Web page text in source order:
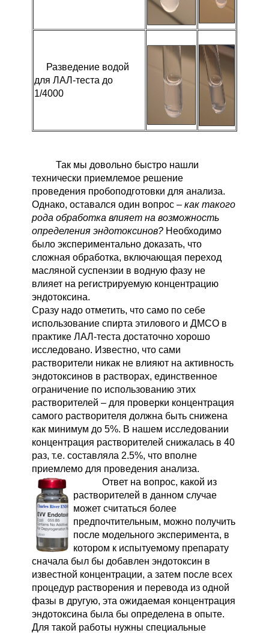
Разведение водой
для ЛАЛ-теста до
1/4000
Так мы довольно быстро нашли
технически приемлемое решение
проведения пробоподготовки для анализа.
Однако, оставался один вопрос – как такого
рода обработка влияет на возможность
определения эндотоксинов? Необходимо
было экспериментально доказать, что
сложная обработка, включающая переход
масляной суспензии в водную фазу не
влияет на регистрируемую концентрацию
эндотоксина.
Сразу надо отметить, что само по себе
использование спирта этилового и ДМСО в
практике ЛАЛ-теста достаточно хорошо
исследовано. Известно, что сами
растворители никак не влияют на активность
эндотоксинов в растворах, единственное
ограничение по использованию этих
растворителей – для проверки концентрация
самого растворителя должна быть снижена
как минимум до 5%. В нашем исследовании
концентрация растворителей снижалась в 40
раз, т.е. составляла 2.5%, что вполне
приемлемо для проведения анализа.
Ответ на вопрос, какой из
растворителей в данном случае
может считаться более
предпочтительным, можно получить
после модельного эксперимента, в
котором к испытуемому препарату
сначала был бы добавлен эндотоксин в
известной концентрации, а затем после всех
процедур растворения и перевода из одной
фазы в другую, эта ожидаемая концентрация
эндотоксина была бы определена в опыте.
Для такой работы нужны специальные